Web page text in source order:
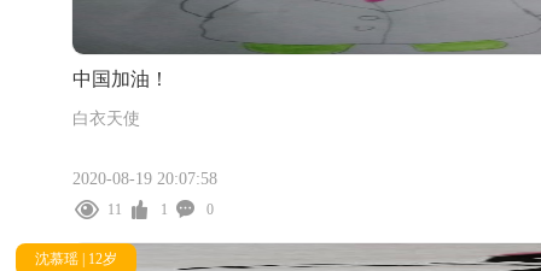
中国加油！
白衣天使
2020-08-19 20:07:58
11 1 0
沈慕瑶 | 12岁